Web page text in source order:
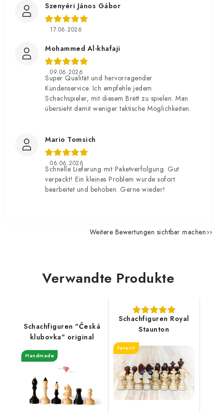
Szenyéri János Gábor
17.06.2026
Mohammed Al-khafaji
09.06.2026
Super Qualität und hervorragender
Kundenservice. Ich empfehle jedem
Schachspieler, mit diesem Brett zu spielen. Man
übersieht damit weniger taktische Möglichkeiten.
Mario Tomsich
06.06.2026
Schnelle Lieferung mit Paketverfolgung. Gut
verpackt! Ein kleines Problem wurde sofort
bearbeitet und behoben. Gerne wieder!
Weitere Bewertungen sichtbar machen
Verwandte Produkte
Schachfiguren "Česká
klubovka" original
Handmade
Schachfiguren Royal
Staunton
Favorit